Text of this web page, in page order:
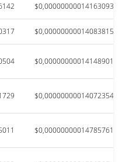
$0,00000000014163093
$0,00000000014083815
$0,00000000014148901
$0,00000000014072354
$0,00000000014785761